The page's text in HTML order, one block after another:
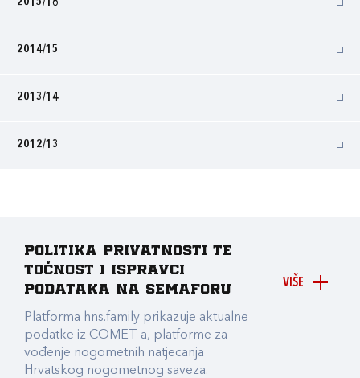
2015/16
2014/15
2013/14
2012/13
VIŠE
Politika privatnosti te
točnost i ispravci
podataka na Semaforu
Platforma hns.family prikazuje aktualne
podatke iz COMET-a, platforme za
vođenje nogometnih natjecanja
Hrvatskog nogometnog saveza.